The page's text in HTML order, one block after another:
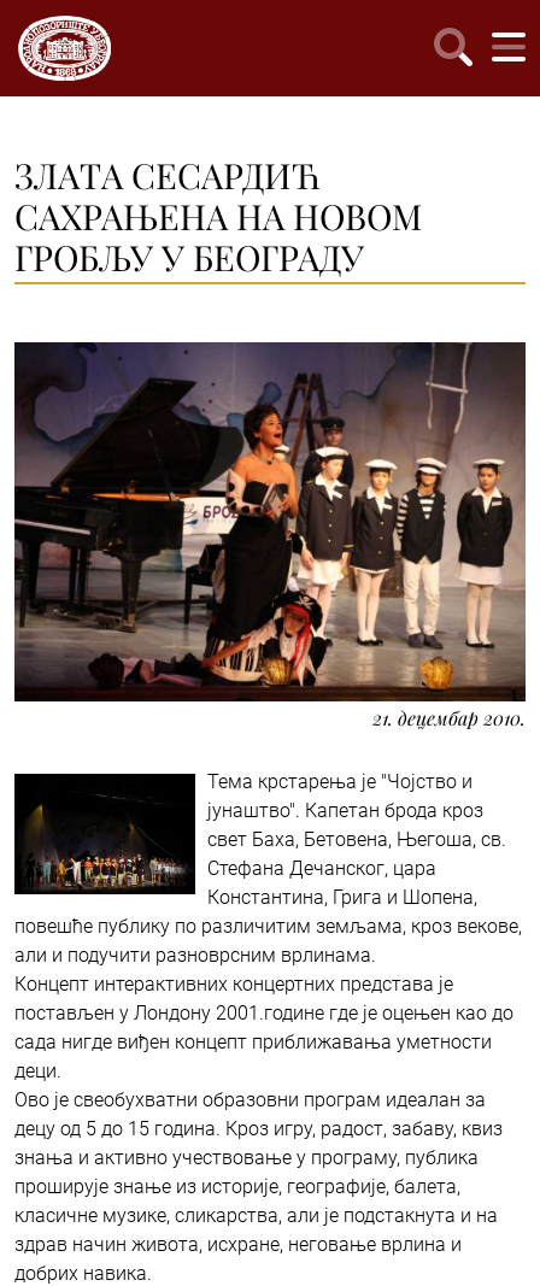
ЗЛAТA СЕСAРДИЋ
САХРАЊЕНА НА НОВОМ
ГРОБЉУ У БЕОГРАДУ
21. децембар 2010.
Тема крстарења је "Чојство и
јунаштво". Капетан брода кроз
свет Баха, Бетовена, Његоша, св.
Стефана Дечанског, цара
Константина, Грига и Шопена,
повешће публику по различитим земљама, кроз векове,
али и подучити разноврсним врлинама.
Концепт интерактивних концертних представа је
постављен у Лондону 2001.године где је оцењен као до
сада нигде виђен концепт приближавања уметности
деци.
Ово је свеобухватни образовни програм идеалан за
децу од 5 до 15 година. Кроз игру, радост, забаву, квиз
знања и активно учествовање у програму, публика
проширује знање из историје, географије, балета,
класичне музике, сликарства, али је подстакнута и на
здрав начин живота, исхране, неговање врлина и
добрих навика.